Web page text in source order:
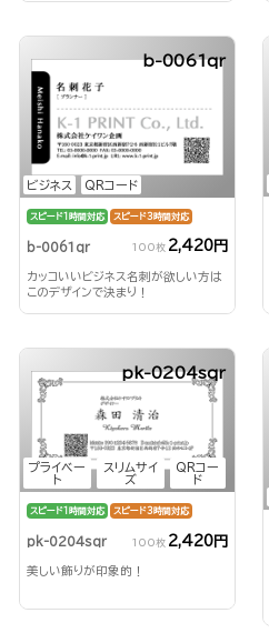
ビジネス QRコード
b-0061qr
スピード1時間対応 スピード3時間対応
b-0061qr 100枚 2,420円
カッコいいビジネス名刺が欲しい方は
このデザインで決まり！
プライベー
ト
スリムサイ
ズ
QRコー
ド
pk-0204sqr
スピード1時間対応 スピード3時間対応
pk-0204sqr 100枚 2,420円
美しい飾りが印象的！